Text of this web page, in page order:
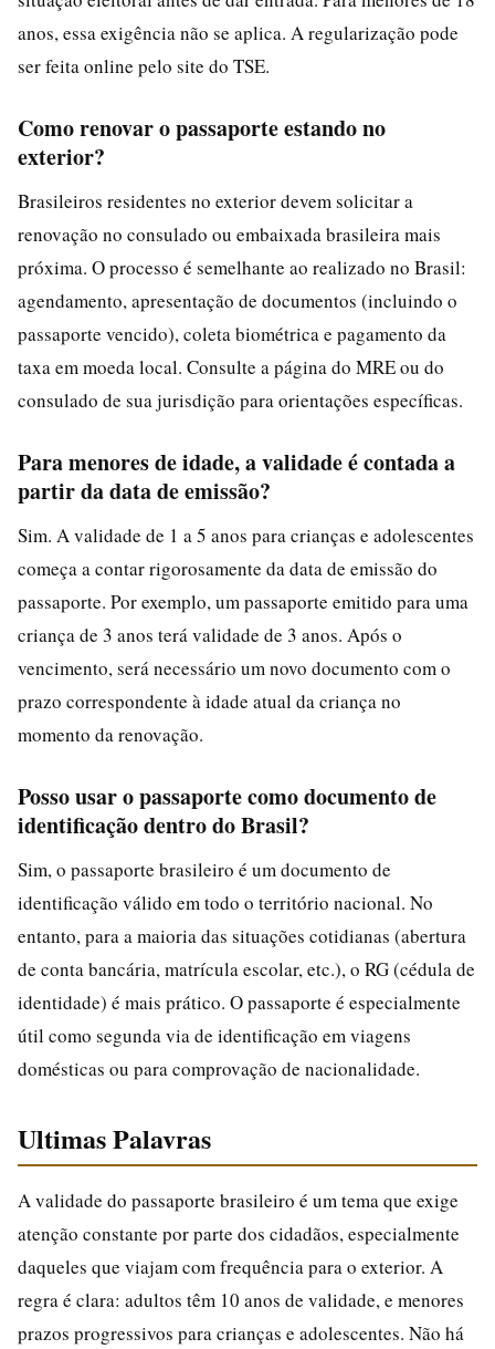
anos, essa exigência não se aplica. A regularização pode
ser feita online pelo site do TSE.
Como renovar o passaporte estando no
exterior?
Brasileiros residentes no exterior devem solicitar a
renovação no consulado ou embaixada brasileira mais
próxima. O processo é semelhante ao realizado no Brasil:
agendamento, apresentação de documentos (incluindo o
passaporte vencido), coleta biométrica e pagamento da
taxa em moeda local. Consulte a página do MRE ou do
consulado de sua jurisdição para orientações específicas.
Para menores de idade, a validade é contada a
partir da data de emissão?
Sim. A validade de 1 a 5 anos para crianças e adolescentes
começa a contar rigorosamente da data de emissão do
passaporte. Por exemplo, um passaporte emitido para uma
criança de 3 anos terá validade de 3 anos. Após o
vencimento, será necessário um novo documento com o
prazo correspondente à idade atual da criança no
momento da renovação.
Posso usar o passaporte como documento de
identificação dentro do Brasil?
Sim, o passaporte brasileiro é um documento de
identificação válido em todo o território nacional. No
entanto, para a maioria das situações cotidianas (abertura
de conta bancária, matrícula escolar, etc.), o RG (cédula de
identidade) é mais prático. O passaporte é especialmente
útil como segunda via de identificação em viagens
domésticas ou para comprovação de nacionalidade.
Ultimas Palavras
A validade do passaporte brasileiro é um tema que exige
atenção constante por parte dos cidadãos, especialmente
daqueles que viajam com frequência para o exterior. A
regra é clara: adultos têm 10 anos de validade, e menores
prazos progressivos para crianças e adolescentes. Não há